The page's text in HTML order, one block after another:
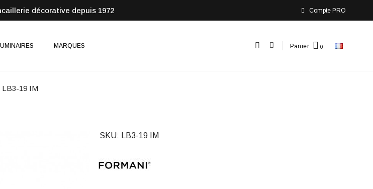
décorative depuis 1972 Compte PRO
MARQUES Panier
LB3-19 IM
SKU LB3-19 IM